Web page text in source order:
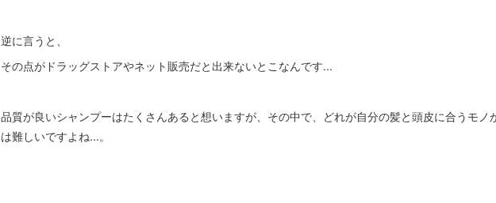
逆に言うと、
その点がドラッグストアやネット販売だと出来ないとこなんです...
品質が良いシャンプーはたくさんあると想いますが、その中で、どれが自分の髪と頭皮に合うモノ
は難しいですよね...。